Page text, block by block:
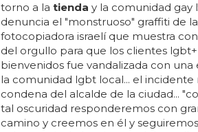
torno a la tienda y la comunidad gay
denuncia el "monstruoso" graffiti de la
fotocopiadora israelí que muestra
del orgullo para que los clientes
bienvenidos fue vandalizada con una
la comunidad lgbt local... el
condena del alcalde de la ciudad...
tal oscuridad responderemos con
camino y creemos en él y